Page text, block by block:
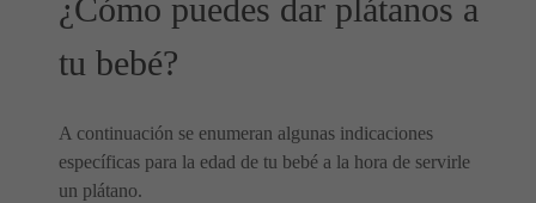
¿Cómo puedes dar plátanos a
tu bebé?
A continuación se enumeran algunas indicaciones
específicas para la edad de tu bebé a la hora de servirle
un plátano.